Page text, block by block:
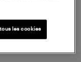
les cookies